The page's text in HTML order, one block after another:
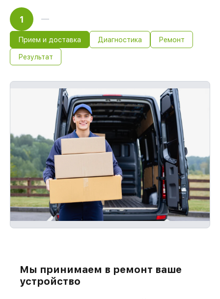
1
Прием и доставка Диагностика Ремонт
Результат
Мы принимаем в ремонт ваше
устройство